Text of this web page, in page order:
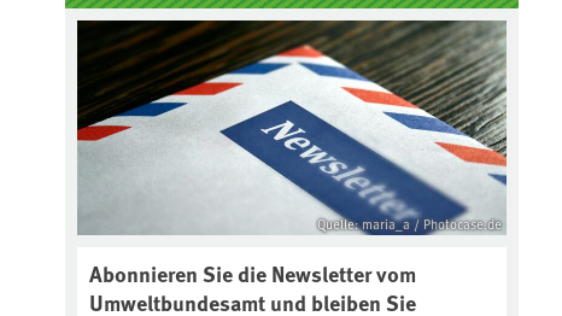
Quelle: maria_a / Photocase.de
Abonnieren Sie die Newsletter vom
Umweltbundesamt und bleiben Sie